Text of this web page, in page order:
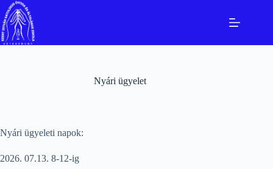
Skip
to
content
Nyári ügyelet
Nyári ügyeleti napok:
2026. 07.13. 8-12-ig